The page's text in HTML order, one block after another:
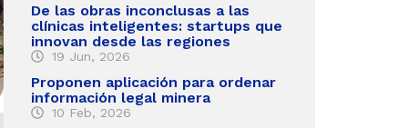
De las obras inconclusas a las
clínicas inteligentes: startups que
innovan desde las regiones
19 Jun, 2026
Proponen aplicación para ordenar
información legal minera
10 Feb, 2026